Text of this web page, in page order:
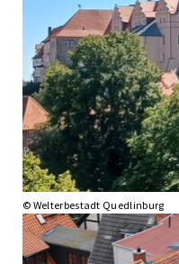
© Welterbestadt Quedlinburg